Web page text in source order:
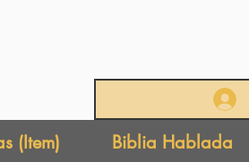
(Item) Biblia Hablada